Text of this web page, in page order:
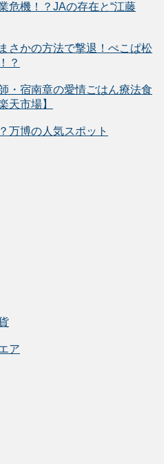
危機！？JAの存在と“江藤
さかの方法で撃退！ぺこぱ松
？
・宿南章の愛情ごはん療法食
天市場】
万博の人気スポット
ア